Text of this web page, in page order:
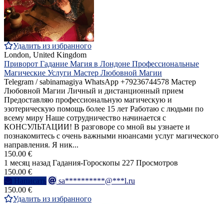
Удалить из избранного
London, United Kingdom
Приворот Гадание Магия в Лондоне Профессиональные
Магические Услуги Мастер Любовной Магии
Telegram / sabinamagiya WhatsApp +79236744578 Мастер
Любовной Магии Личный и дистанционный прием
Предоставляю профессиональную магическую и
эзотерическую помощь более 15 лет Работаю с людьми по
всему миру Наше сотрудничество начинается с
КОНСУЛЬТАЦИИ! В разговоре со мной вы узнаете и
познакомитесь с очень важными нюансами услуг магического
направления. Я ник...
150.00 €
1 месяц назад Гадания-Гороскопы 227 Просмотров
150.00 €
Написать
sa**********@***l.ru
150.00 €
Удалить из избранного